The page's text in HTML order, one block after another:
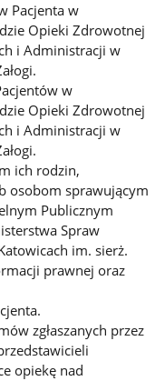
Pacjenta w
Opieki Zdrowotnej
i Administracji w
w
Opieki Zdrowotnej
i Administracji w
ich rodzin,
osobom sprawującym
Publicznym
Spraw
im. sierż.
prawnej oraz
zgłaszanych przez
opiekę nad